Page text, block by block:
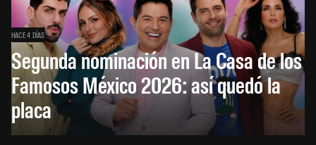
HACE 4 DÍAS
Segunda nominación en La Casa de los
Famosos México 2026: así quedó la
placa